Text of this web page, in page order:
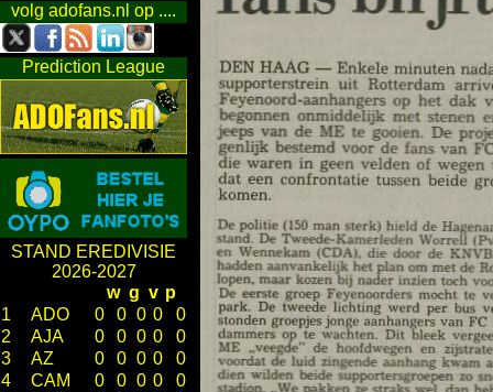
volg adofans.nl op ....
Prediction League
STAND EREDIVISIE
2026-2027
w g v p
1
ADO 0 0 0 0
0
2
AJA 0 0 0 0
0
3
AZ 0 0 0 0
0
4
CAM 0 0 0 0
0